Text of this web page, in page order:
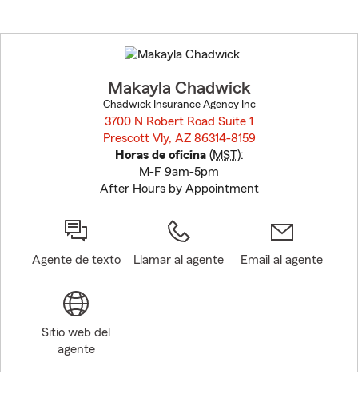
to
before
Makayla Chadwick
Chadwick Insurance Agency Inc
3700 N Robert Road Suite 1
Prescott Vly, AZ 86314-8159
Horas de oficina(MST):
M-F 9am-5pm
After Hours by Appointment
Agente de texto Llamar al agente Email al agente
Sitio web del
agente